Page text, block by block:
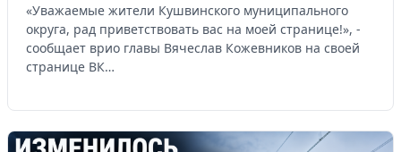
«Уважаемые жители Кушвинского муниципального
округа, рад приветствовать вас на моей странице!», -
сообщает врио главы Вячеслав Кожевников на своей
странице ВК…